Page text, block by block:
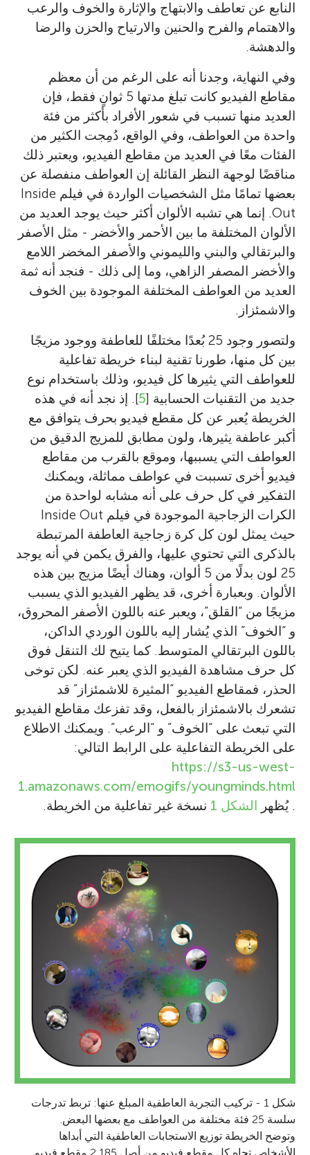
Alan Cowen
Alan Cowen هو عالم متخصص في دراسة
العواطف في University of California، بيركلي
(الولايات المتحدة الأمريكية). ويركز بحثه على
كيفية تعبير الأفراد عن مشاعرهم، وكيف يتم تمثيل
العواطف في المخ البشري، وكيف يمكننا برمجة
أجهزة الكمبيوتر للتعرف على عواطفنا، ويسعى
في أوقات فراغه إلى الإحساس بالعواطف الإيجابية
كالإثارة والاهتمام والرهبة عن طريق السفر حول
العالم، ويقوم بتسلق الصخور وطهي الطعام اللذيذ
وقراءة الكتب. *alan.cowen@berkeley.edu
Campus Middle School
for Girls
العمر: 12–13
نحن مجموعة من طلاب الصف السابع، تعاونا مع
معلمنا ومرشد العلوم لكي نتناقش حول بحث جديد
عن العواطف، وقد ساعدتنا مراجعة هذه الورقة
على فهم أفضل لعواطفنا وعواطف الآخرين.
النابع عن تعاطف والابتهاج والإثارة والخوف والرعب
والاهتمام والفرح والحنين والارتياح والحزن والرضا
والدهشة.
وفي النهاية، وجدنا أنه على الرغم من أن معظم
مقاطع الفيديو كانت تبلغ مدتها 5 ثوانٍ فقط، فإن
العديد منها تسبب في شعور الأفراد بأكثر من فئة
واحدة من العواطف، وفي الواقع، دُمِجت الكثير من
الفئات معًا في العديد من مقاطع الفيديو، ويعتبر ذلك
مناقضًا لوجهة النظر القائلة إن العواطف منفصلة عن
بعضها تمامًا مثل الشخصيات الواردة في فيلم Inside
Out. إنما هي تشبه الألوان أكثر حيث يوجد العديد من
الألوان المختلفة ما بين الأحمر والأخضر - مثل الأصفر
والبرتقالي والبني والليموني والأصفر المخضر اللامع
والأخضر المصفر الزاهي، وما إلى ذلك - فنجد أنه ثمة
العديد من العواطف المختلفة الموجودة بين الخوف
والاشمئزاز.
ولتصور وجود 25 بُعدًا مختلفًا للعاطفة ووجود مزيجًا
بين كل منها، طورنا تقنية لبناء خريطة تفاعلية
للعواطف التي يثيرها كل فيديو، وذلك باستخدام نوع
جديد من التقنيات الحسابية [5]. إذ نجد أنه في هذه
الخريطة يُعبر عن كل مقطع فيديو بحرف يتوافق مع
أكبر عاطفة يثيرها، ولون مطابق للمزيج الدقيق من
العواطف التي يسببها، وموقع بالقرب من مقاطع
فيديو أخرى تسببت في عواطف مماثلة، ويمكنك
التفكير في كل حرف على أنه مشابه لواحدة من
الكرات الزجاجية الموجودة في فيلم Inside Out
حيث يمثل لون كل كرة زجاجية العاطفة المرتبطة
بالذكرى التي تحتوي عليها، والفرق يكمن في أنه يوجد
25 لون بدلًا من 5 ألوان، وهناك أيضًا مزيج بين هذه
الألوان. وبعبارة أخرى، قد يظهر الفيديو الذي يسبب
مزيجًا من “القلق”، ويعبر عنه باللون الأصفر المحروق،
و “الخوف” الذي يُشار إليه باللون الوردي الداكن،
باللون البرتقالي المتوسط. كما يتيح لك التنقل فوق
كل حرف مشاهدة الفيديو الذي يعبر عنه. لكن توخى
الحذر، فمقاطع الفيديو “المثيرة للاشمئزاز” قد
تشعرك بالاشمئزاز بالفعل، وقد تفزعك مقاطع الفيديو
التي تبعث على “الخوف” و “الرعب”. ويمكنك الاطلاع
على الخريطة التفاعلية على الرابط التالي:
https://s3-us-west-
1.amazonaws.com/emogifs/youngminds.html
. يُظهر الشكل 1 نسخة غير تفاعلية من الخريطة.
شكل 1 - تركيب التجربة العاطفية المبلغ عنها: تربط تدرجات
سلسة 25 فئة مختلفة من العواطف مع بعضها البعض.
وتوضح الخريطة توزيع الاستجابات العاطفية التي أبداها
الأشخاص تجاه كل مقطع فيديو من أصل 2,185 مقطع فيديو